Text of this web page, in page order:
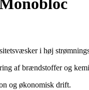
i høj
af brændstoffer og
og økonomisk drift.